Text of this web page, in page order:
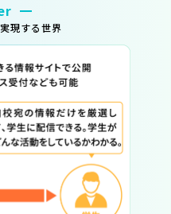
現する世界